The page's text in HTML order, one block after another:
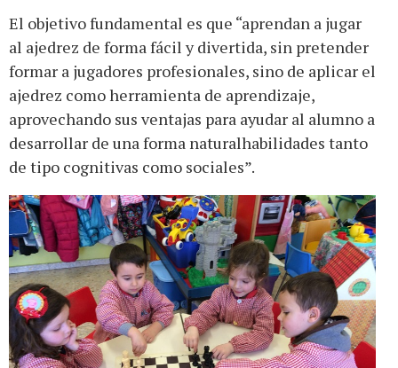
El objetivo fundamental es que “aprendan a jugar
al ajedrez de forma fácil y divertida, sin pretender
formar a jugadores profesionales, sino de aplicar el
ajedrez como herramienta de aprendizaje,
aprovechando sus ventajas para ayudar al alumno a
desarrollar de una forma naturalhabilidades tanto
de tipo cognitivas como sociales”.